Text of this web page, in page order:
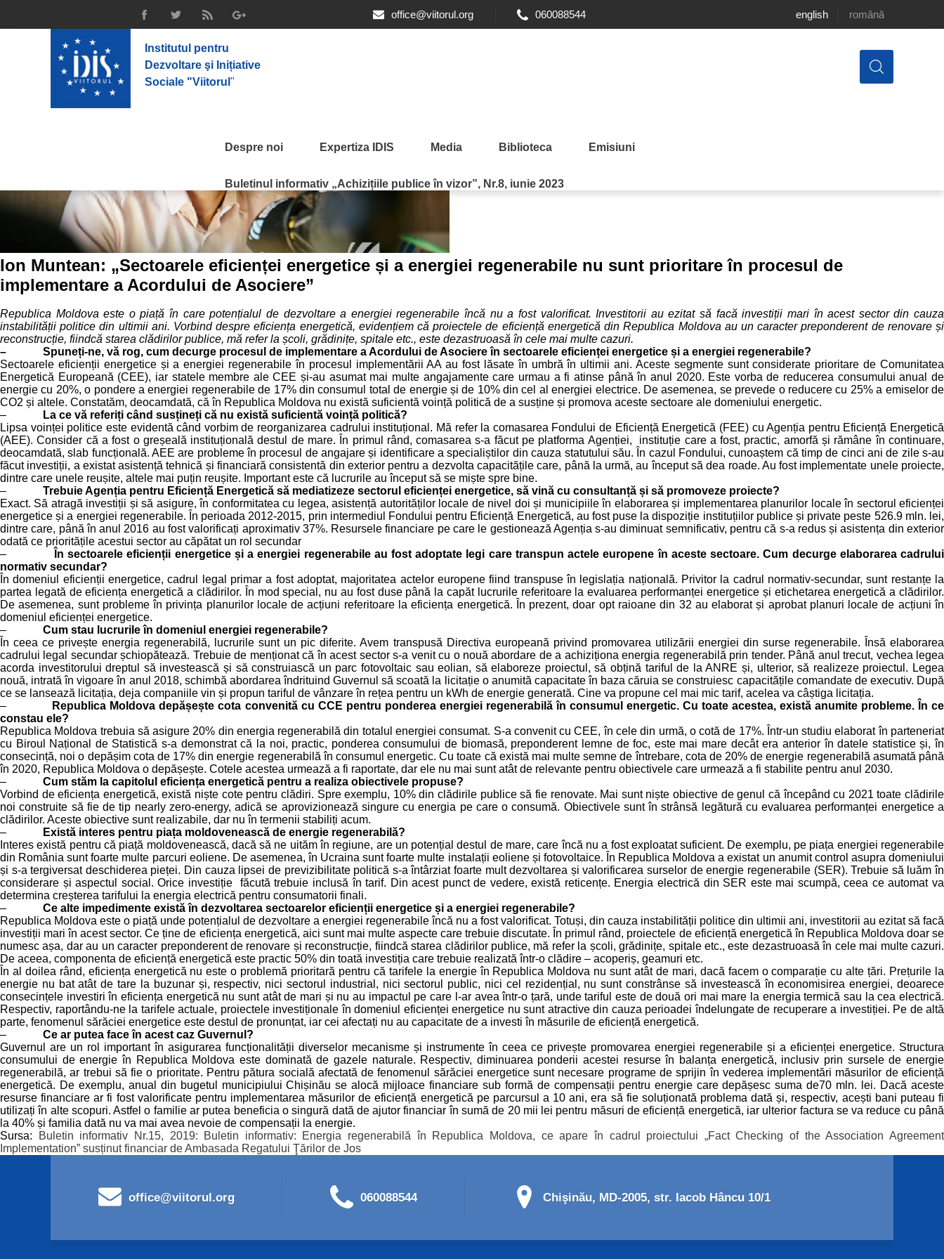
office@viitorul.org 060088544 english română
Institutul pentru
Dezvoltare şi Inițiative
Sociale "Viitorul "
Despre noi Expertiza IDIS Media Biblioteca Emisiuni
Buletinul informativ „Achizițiile publice în vizor”, Nr.8, iunie 2023
Ion Muntean: „Sectoarele eficienței energetice și a energiei regenerabile nu sunt prioritare în procesul de
implementare a Acordului de Asociere”
Republica Moldova este o piață în care potențialul de dezvoltare a energiei regenerabile încă nu a fost valorificat. Investitorii au ezitat să facă investiții mari în acest sector din cauza
instabilității politice din ultimii ani. Vorbind despre eficiența energetică, evidențiem că proiectele de eficiență energetică din Republica Moldova au un caracter preponderent de renovare și
reconstrucție, fiindcă starea clădirilor publice, mă refer la școli, grădinițe, spitale etc., este dezastruoasă în cele mai multe cazuri.
– Spuneți-ne, vă rog, cum decurge procesul de implementare a Acordului de Asociere în sectoarele eficienței energetice și a energiei regenerabile?
Sectoarele eficienții energetice și a energiei regenerabile în procesul implementării AA au fost lăsate în umbră în ultimii ani. Aceste segmente sunt considerate prioritare de Comunitatea
Energetică Europeană (CEE), iar statele membre ale CEE și-au asumat mai multe angajamente care urmau a fi atinse până în anul 2020. Este vorba de reducerea consumului anual de
energie cu 20%, o pondere a energiei regenerabile de 17% din consumul total de energie și de 10% din cel al energiei electrice. De asemenea, se prevede o reducere cu 25% a emiselor de
CO2 și altele. Constatăm, deocamdată, că în Republica Moldova nu există suficientă voință politică de a susține și promova aceste sectoare ale domeniului energetic.
–
La ce vă referiți când susțineți că nu există suficientă voință politică?
Lipsa voinței politice este evidentă când vorbim de reorganizarea cadrului instituțional. Mă refer la comasarea Fondului de Eficiență Energetică (FEE) cu Agenția pentru Eficiență Energetică
(AEE). Consider că a fost o greșeală instituțională destul de mare. În primul rând, comasarea s-a făcut pe platforma Agenției, instituție care a fost, practic, amorfă și rămâne în continuare,
deocamdată, slab funcțională. AEE are probleme în procesul de angajare și identificare a specialiștilor din cauza statutului său. În cazul Fondului, cunoaștem că timp de cinci ani de zile s-au
făcut investiții, a existat asistență tehnică și financiară consistentă din exterior pentru a dezvolta capacitățile care, până la urmă, au început să dea roade. Au fost implementate unele proiecte,
dintre care unele reușite, altele mai puțin reușite. Important este că lucrurile au început să se miște spre bine.
– Trebuie Agenția pentru Eficiență Energetică să mediatizeze sectorul eficienței energetice, să vină cu consultanță și să promoveze proiecte?
Exact. Să atragă investiții și să asigure, în conformitatea cu legea, asistență autorităților locale de nivel doi și municipiile în elaborarea și implementarea planurilor locale în sectorul eficienței
energetice și a energiei regenerabile. În perioada 2012-2015, prin intermediul Fondului pentru Eficiență Energetică, au fost puse la dispoziție instituțiilor publice și private peste 526.9 mln. lei,
dintre care, până în anul 2016 au fost valorificați aproximativ 37%. Resursele financiare pe care le gestionează Agenția s-au diminuat semnificativ, pentru că s-a redus și asistența din exterior
odată ce prioritățile acestui sector au căpătat un rol secundar
–
În sectoarele eficienții energetice și a energiei regenerabile au fost adoptate legi care transpun actele europene în aceste sectoare. Cum decurge elaborarea cadrului
normativ secundar?
În domeniul eficienții energetice, cadrul legal primar a fost adoptat, majoritatea actelor europene fiind transpuse în legislația națională. Privitor la cadrul normativ-secundar, sunt restanțe la
partea legată de eficiența energetică a clădirilor. În mod special, nu au fost duse până la capăt lucrurile referitoare la evaluarea performanței energetice și etichetarea energetică a clădirilor.
De asemenea, sunt probleme în privința planurilor locale de acțiuni referitoare la eficiența energetică. În prezent, doar opt raioane din 32 au elaborat și aprobat planuri locale de acțiuni în
domeniul eficienței energetice.
– Cum stau lucrurile în domeniul energiei regenerabile?
În ceea ce privește energia regenerabilă, lucrurile sunt un pic diferite. Avem transpusă Directiva europeană privind promovarea utilizării energiei din surse regenerabile. Însă elaborarea
cadrului legal secundar șchiopătează. Trebuie de menționat că în acest sector s-a venit cu o nouă abordare de a achiziționa energia regenerabilă prin tender. Până anul trecut, vechea legea
acorda investitorului dreptul să investească și să construiască un parc fotovoltaic sau eolian, să elaboreze proiectul, să obțină tariful de la ANRE și, ulterior, să realizeze proiectul. Legea
nouă, intrată în vigoare în anul 2018, schimbă abordarea îndrituind Guvernul să scoată la licitație o anumită capacitate în baza căruia se construiesc capacitățile comandate de executiv. După
ce se lansează licitația, deja companiile vin și propun tariful de vânzare în rețea pentru un kWh de energie generată. Cine va propune cel mai mic tarif, acelea va câștiga licitația.
–
Republica Moldova depășește cota convenită cu CCE pentru ponderea energiei regenerabilă în consumul energetic. Cu toate acestea, există anumite probleme. În ce
constau ele?
Republica Moldova trebuia să asigure 20% din energia regenerabilă din totalul energiei consumat. S-a convenit cu CEE, în cele din urmă, o cotă de 17%. Într-un studiu elaborat în parteneriat
cu Biroul Național de Statistică s-a demonstrat că la noi, practic, ponderea consumului de biomasă, preponderent lemne de foc, este mai mare decât era anterior în datele statistice și, în
consecință, noi o depășim cota de 17% din energie regenerabilă în consumul energetic. Cu toate că există mai multe semne de întrebare, cota de 20% de energie regenerabilă asumată până
în 2020, Republica Moldova o depășește. Cotele acestea urmează a fi raportate, dar ele nu mai sunt atât de relevante pentru obiectivele care urmează a fi stabilite pentru anul 2030.
– Cum stăm la capitolul eficiența energetică pentru a realiza obiectivele propuse?
Vorbind de eficiența energetică, există niște cote pentru clădiri. Spre exemplu, 10% din clădirile publice să fie renovate. Mai sunt niște obiective de genul că începând cu 2021 toate clădirile
noi construite să fie de tip nearly zero-energy, adică se aprovizionează singure cu energia pe care o consumă. Obiectivele sunt în strânsă legătură cu evaluarea performanței energetice a
clădirilor. Aceste obiective sunt realizabile, dar nu în termenii stabiliți acum.
–
Există interes pentru piața moldovenească de energie regenerabilă?
Interes există pentru că piață moldovenească, dacă să ne uităm în regiune, are un potențial destul de mare, care încă nu a fost exploatat suficient. De exemplu, pe piața energiei regenerabile
din România sunt foarte multe parcuri eoliene. De asemenea, în Ucraina sunt foarte multe instalații eoliene și fotovoltaice. În Republica Moldova a existat un anumit control asupra domeniului
și s-a tergiversat deschiderea pieței. Din cauza lipsei de previzibilitate politică s-a întârziat foarte mult dezvoltarea și valorificarea surselor de energie regenerabile (SER). Trebuie să luăm în
considerare și aspectul social. Orice investiție făcută trebuie inclusă în tarif. Din acest punct de vedere, există reticențe. Energia electrică din SER este mai scumpă, ceea ce automat va
determina creșterea tarifului la energia electrică pentru consumatorii finali.
– Ce alte impedimente există în dezvoltarea sectoarelor eficienții energetice și a energiei regenerabile?
Republica Moldova este o piață unde potențialul de dezvoltare a energiei regenerabile încă nu a fost valorificat. Totuși, din cauza instabilității politice din ultimii ani, investitorii au ezitat să facă
investiții mari în acest sector. Ce ține de eficiența energetică, aici sunt mai multe aspecte care trebuie discutate. În primul rând, proiectele de eficiență energetică în Republica Moldova doar se
numesc așa, dar au un caracter preponderent de renovare și reconstrucție, fiindcă starea clădirilor publice, mă refer la școli, grădinițe, spitale etc., este dezastruoasă în cele mai multe cazuri.
De aceea, componenta de eficiență energetică este practic 50% din toată investiția care trebuie realizată într-o clădire – acoperiș, geamuri etc.
În al doilea rând, eficiența energetică nu este o problemă prioritară pentru că tarifele la energie în Republica Moldova nu sunt atât de mari, dacă facem o comparație cu alte țări. Prețurile la
energie nu bat atât de tare la buzunar și, respectiv, nici sectorul industrial, nici sectorul public, nici cel rezidențial, nu sunt constrânse să investească în economisirea energiei, deoarece
consecințele investiri în eficiența energetică nu sunt atât de mari și nu au impactul pe care l-ar avea într-o țară, unde tariful este de două ori mai mare la energia termică sau la cea electrică.
Respectiv, raportându-ne la tarifele actuale, proiectele investiționale în domeniul eficienței energetice nu sunt atractive din cauza perioadei îndelungate de recuperare a investiției. Pe de altă
parte, fenomenul sărăciei energetice este destul de pronunțat, iar cei afectați nu au capacitate de a investi în măsurile de eficiență energetică.
– Ce ar putea face în acest caz Guvernul?
Guvernul are un rol important în asigurarea funcționalității diverselor mecanisme și instrumente în ceea ce privește promovarea energiei regenerabile și a eficienței energetice. Structura
consumului de energie în Republica Moldova este dominată de gazele naturale. Respectiv, diminuarea ponderii acestei resurse în balanța energetică, inclusiv prin sursele de energie
regenerabilă, ar trebui să fie o prioritate. Pentru pătura socială afectată de fenomenul sărăciei energetice sunt necesare programe de sprijin în vederea implementări măsurilor de eficiență
energetică. De exemplu, anual din bugetul municipiului Chișinău se alocă mijloace financiare sub formă de compensații pentru energie care depășesc suma de70 mln. lei. Dacă aceste
resurse financiare ar fi fost valorificate pentru implementarea măsurilor de eficiență energetică pe parcursul a 10 ani, era să fie soluționată problema dată și, respectiv, acești bani puteau fi
utilizați în alte scopuri. Astfel o familie ar putea beneficia o singură dată de ajutor financiar în sumă de 20 mii lei pentru măsuri de eficiență energetică, iar ulterior factura se va reduce cu până
la 40% și familia dată nu va mai avea nevoie de compensații la energie.
Sursa:
Buletin informativ Nr.15, 2019: Buletin informativ: Energia regenerabilă în Republica Moldova, ce apare în cadrul proiectului „Fact Checking of the Association Agreement
Implementation” susținut financiar de Ambasada Regatului Ţărilor de Jos
office@viitorul.org 060088544 Chişinău, MD-2005, str. Iacob Hâncu 10/1